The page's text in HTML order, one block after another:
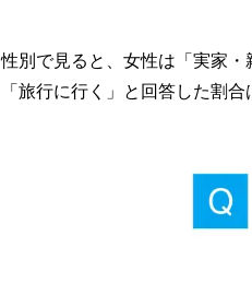
性別で見ると、女性は「実家・
「旅行に行く」と回答した割